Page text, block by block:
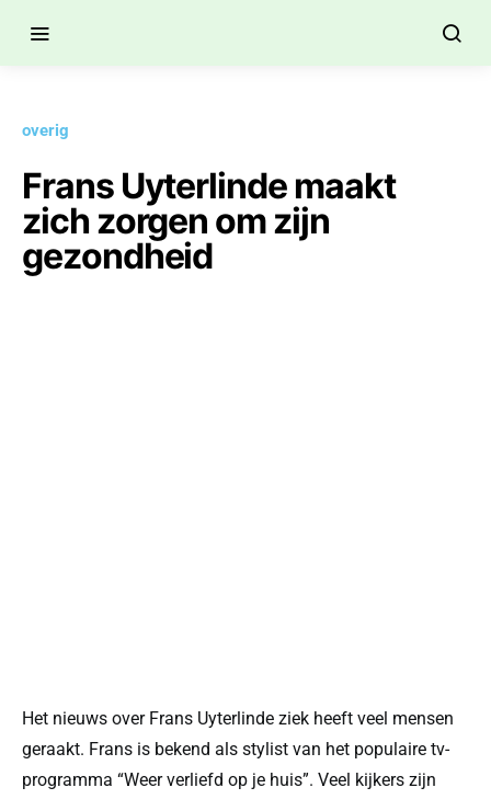
overig
Frans Uyterlinde maakt
zich zorgen om zijn
gezondheid
Het nieuws over Frans Uyterlinde ziek heeft veel mensen
geraakt. Frans is bekend als stylist van het populaire tv-
programma “Weer verliefd op je huis”. Veel kijkers zijn